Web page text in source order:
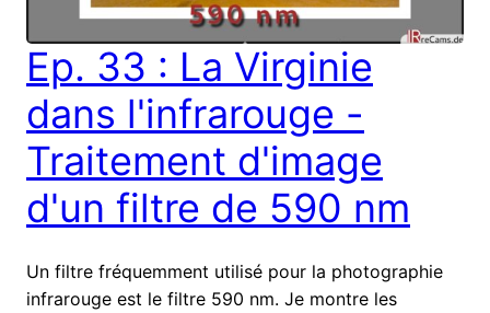
Ep. 33 : La Virginie
dans l'infrarouge -
Traitement d'image
d'un filtre de 590 nm
Un filtre fréquemment utilisé pour la photographie
infrarouge est le filtre 590 nm. Je montre les